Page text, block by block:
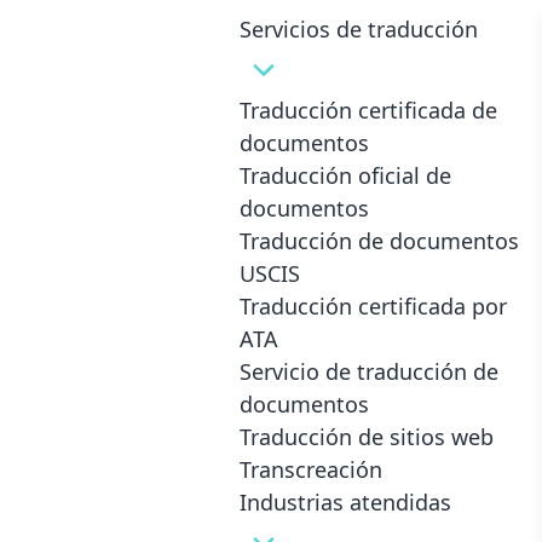
Servicios de traducción
Traducción certificada de
documentos
Traducción oficial de
documentos
Traducción de documentos
USCIS
Traducción certificada por
ATA
Servicio de traducción de
documentos
Traducción de sitios web
Transcreación
Industrias atendidas
Impulse el crecimiento
global: ¡Nuestros
servicios de traducción
de documentos
impulsan el éxitoen
Columbus!
Experimente la confiabilidad de los servicios de
traducción certificada de documentos de